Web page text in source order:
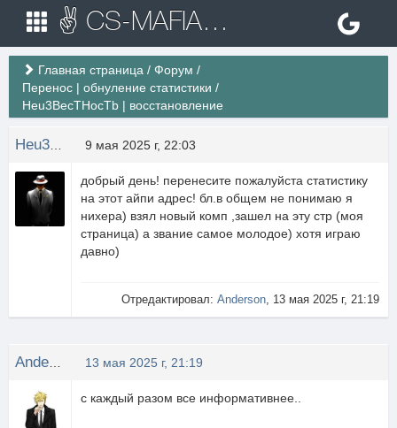
✌ CS-MAFIA.RU ✌ Игровые сервера Counter Strike 1.6
Главная страница / Форум /
Перенос | обнуление статистики /
Heu3BecTHocTb | восстановление
9 мая 2025 г, 22:03
добрый день! перенесите пожалуйста статистику
на этот айпи адрес! бл.в общем не понимаю я
нихера) взял новый комп ,зашел на эту стр (моя
страница) а звание самое молодое) хотя играю
давно)
Отредактировал: Anderson, 13 мая 2025 г, 21:19
13 мая 2025 г, 21:19
с каждый разом все информативнее..